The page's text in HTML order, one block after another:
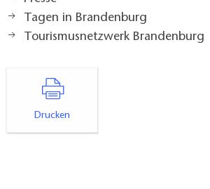
Tagen in Brandenburg
Tourismusnetzwerk Brandenburg
Drucken